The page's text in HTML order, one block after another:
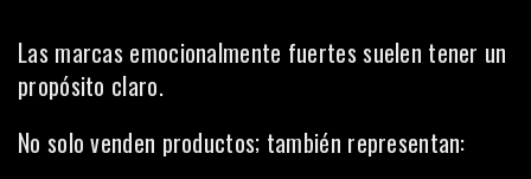
Las marcas emocionalmente fuertes suelen tener un
propósito claro.
No solo venden productos; también representan: